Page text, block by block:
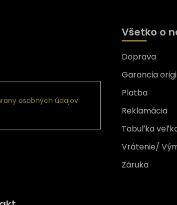
osobných údajov
Všetko o
Doprava
Garancia
Platba
Reklamácia
Tabuľka
Vrátenie/
Záruka